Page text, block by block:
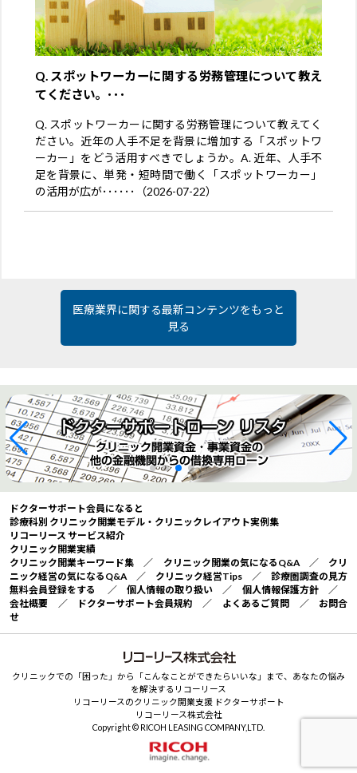
Q. スポットワーカーに関する労務管理について教え
てください。･･･
Q. スポットワーカーに関する労務管理について教えてく
ださい。近年の人手不足を背景に増加する「スポットワ
ーカー」をどう活用すべきでしょうか。A. 近年、人手不
足を背景に、単発・短時間で働く「スポットワーカー」
の活用が広が･･････（2026-07-22）
医療業界に関する最新コンテンツをもっと
見る
ドクターサポート会員になると
診療科別 クリニック開業モデル・クリニックレイアウト実例集
リコーリース サービス紹介
クリニック開業実績
クリニック開業キーワード集 ／ クリニック開業の気になるQ&A／ クリ
ニック経営の気になるQ&A／ クリニック経営Tips／ 診療圏調査の見方
無料会員登録をする
／ 個人情報の取り扱い ／ 個人情報保護方針 ／
会社概要 ／ ドクターサポート会員規約 ／ よくあるご質問 ／ お問合
せ
クリニックでの「困った」から「こんなことができたらいいな」まで、あなたの悩み
を解決するリコーリース
リコーリースのクリニック開業支援 ドクターサポート
リコーリース株式会社
Copyright © RICOH LEASING COMPANY,LTD.